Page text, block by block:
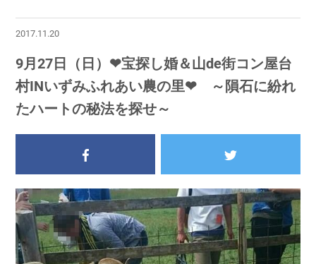
2017.11.20
9月27日（日）❤宝探し婚＆山de街コン屋台
村INいずみふれあい農の里❤ ～隕石に紛れ
たハートの秘法を探せ～